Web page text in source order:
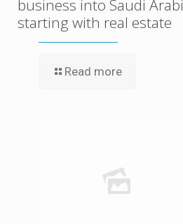
business into Saudi
starting with real estate
Read more